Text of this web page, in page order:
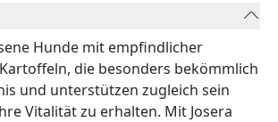
Hunde mit empfindlicher
die besonders bekömmlich
und unterstützen zugleich sein
Vitalität zu erhalten. Mit Josera